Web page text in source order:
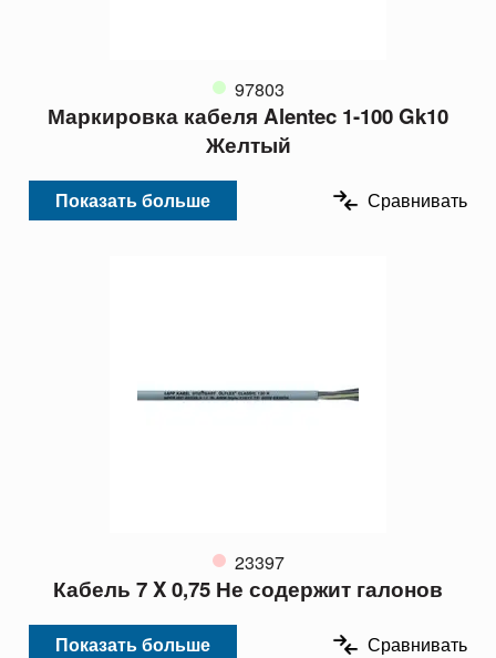
97803
Маркировка кабеля Alentec 1-100 Gk10
Желтый
Показать больше Сравнивать
23397
Кабель 7 X 0,75 Не содержит галонов
Показать больше Сравнивать